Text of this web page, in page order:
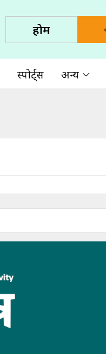
होम
स्पोर्ट्स अन्य